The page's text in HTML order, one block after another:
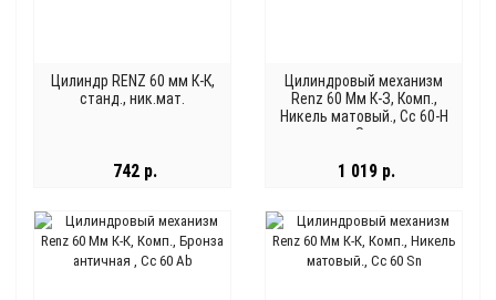
Цилиндр RENZ 60 мм К-К,
станд., ник.мат.
742 р.
Цилиндровый механизм
Renz 60 Мм К-З, Комп.,
Никель матовый., Cc 60-H
Sn
1 019 р.